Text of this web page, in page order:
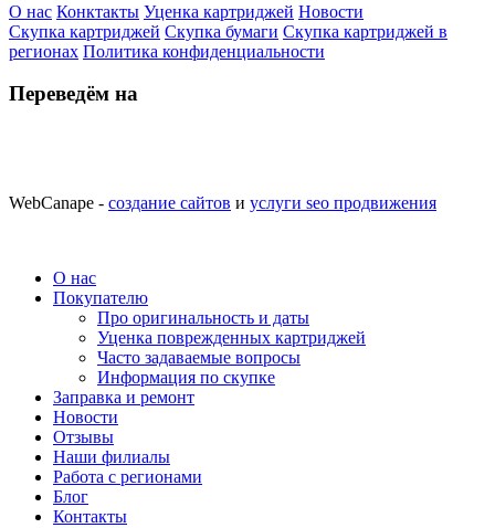
О нас Конктакты Уценка картриджей Новости
Скупка картриджей Скупка бумаги Скупка картриджей в
регионах Политика конфиденциальности
Переведём на
WebCanape - создание сайтов и услуги seo продвижения
О нас
Покупателю
Про оригинальность и даты
Уценка поврежденных картриджей
Часто задаваемые вопросы
Информация по скупке
Заправка и ремонт
Новости
Отзывы
Наши филиалы
Работа с регионами
Блог
Контакты